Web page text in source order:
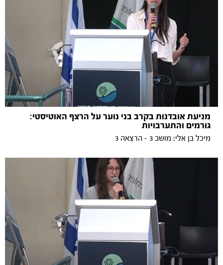
מניעת אובדנות בקרב בני נוער על הרצף האוטיסטי:
גורמים והתערבויות
מיכל בן אלי: מושב 3 - הרצאה 3